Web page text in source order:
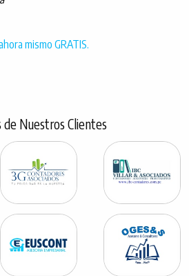
mismo GRATIS.
de Nuestros Clientes